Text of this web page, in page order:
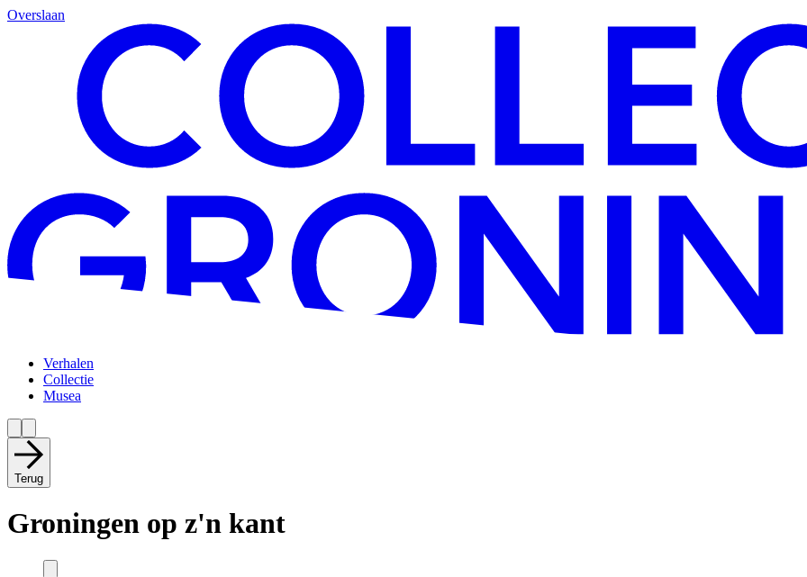
Overslaan
Verhalen
Collectie
Musea
Terug
Groningen op z'n kant